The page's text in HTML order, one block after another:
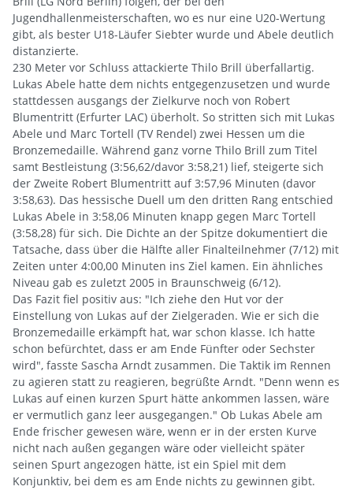
Jugendhallenmeisterschaften, wo es nur eine U20-Wertung
gibt, als bester U18-Läufer Siebter wurde und Abele deutlich
distanzierte.
230 Meter vor Schluss attackierte Thilo Brill überfallartig.
Lukas Abele hatte dem nichts entgegenzusetzen und wurde
stattdessen ausgangs der Zielkurve noch von Robert
Blumentritt (Erfurter LAC) überholt. So stritten sich mit Lukas
Abele und Marc Tortell (TV Rendel) zwei Hessen um die
Bronzemedaille. Während ganz vorne Thilo Brill zum Titel
samt Bestleistung (3:56,62/davor 3:58,21) lief, steigerte sich
der Zweite Robert Blumentritt auf 3:57,96 Minuten (davor
3:58,63). Das hessische Duell um den dritten Rang entschied
Lukas Abele in 3:58,06 Minuten knapp gegen Marc Tortell
(3:58,28) für sich. Die Dichte an der Spitze dokumentiert die
Tatsache, dass über die Hälfte aller Finalteilnehmer (7/12) mit
Zeiten unter 4:00,00 Minuten ins Ziel kamen. Ein ähnliches
Niveau gab es zuletzt 2005 in Braunschweig (6/12).
Das Fazit fiel positiv aus: "Ich ziehe den Hut vor der
Einstellung von Lukas auf der Zielgeraden. Wie er sich die
Bronzemedaille erkämpft hat, war schon klasse. Ich hatte
schon befürchtet, dass er am Ende Fünfter oder Sechster
wird", fasste Sascha Arndt zusammen. Die Taktik im Rennen
zu agieren statt zu reagieren, begrüßte Arndt. "Denn wenn es
Lukas auf einen kurzen Spurt hätte ankommen lassen, wäre
er vermutlich ganz leer ausgegangen." Ob Lukas Abele am
Ende frischer gewesen wäre, wenn er in der ersten Kurve
nicht nach außen gegangen wäre oder vielleicht später
seinen Spurt angezogen hätte, ist ein Spiel mit dem
Konjunktiv, bei dem es am Ende nichts zu gewinnen gibt.